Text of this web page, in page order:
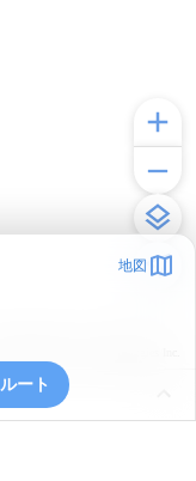
地図
ルート